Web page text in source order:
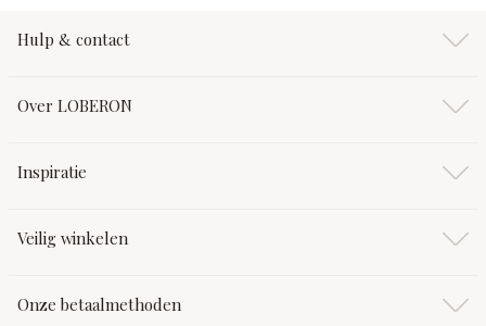
Hulp & contact
Over LOBERON
Inspiratie
Veilig winkelen
Onze betaalmethoden